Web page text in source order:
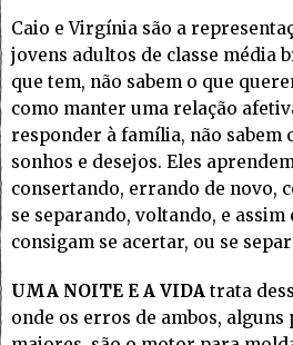
Caio e Virgínia são a
jovens adultos de classe média
que tem, não sabem o que
como manter uma relação
responder à família, não sabem
sonhos e desejos. Eles
consertando, errando de novo,
se separando, voltando, e assim
consigam se acertar, ou se
UMA NOITE E A VIDA trata
onde os erros de ambos, alguns